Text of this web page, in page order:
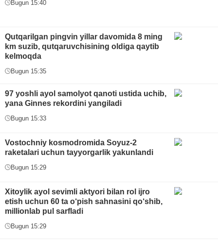
Bugun 15:40
Qutqarilgan pingvin yillar davomida 8 ming
km suzib, qutqaruvchisining oldiga qaytib
kelmoqda
Bugun 15:35
97 yoshli ayol samolyot qanoti ustida uchib,
yana Ginnes rekordini yangiladi
Bugun 15:33
Vostochniy kosmodromida Soyuz-2
raketalari uchun tayyorgarlik yakunlandi
Bugun 15:29
Xitoylik ayol sevimli aktyori bilan rol ijro
etish uchun 60 ta o‘pish sahnasini qo‘shib,
millionlab pul sarfladi
Bugun 15:29